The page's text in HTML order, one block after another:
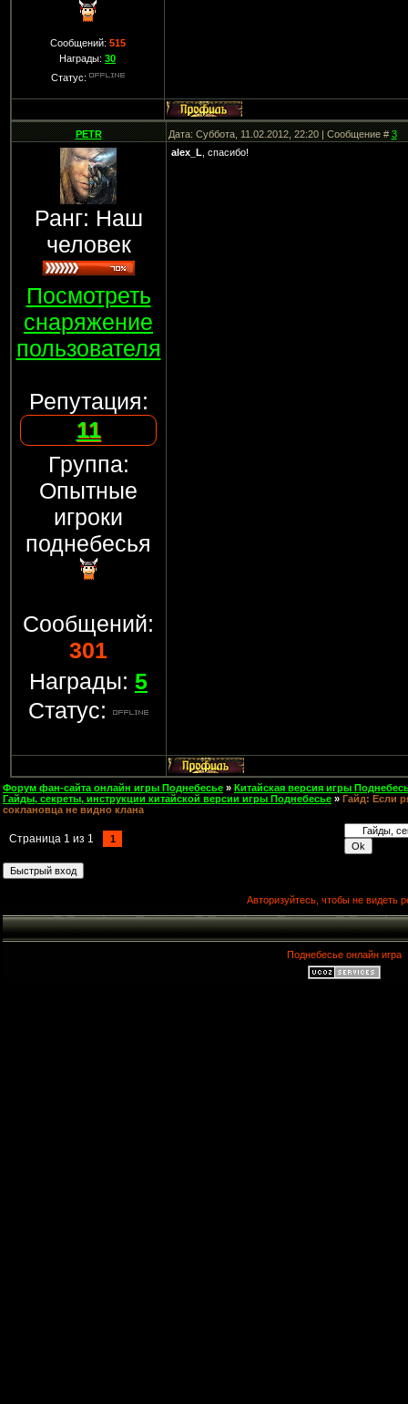
Сообщений: 515
Награды: 30
Статус:
PETR Дата: Суббота, 11.02.2012, 22:20 | Сообщение #3
Ранг: Наш
человек
Посмотреть
снаряжение
пользователя
Репутация:
11
Группа:
Опытные
игроки
поднебесья
Сообщений:
301
Награды: 5
Статус:
alex_L , спасибо!
Форум фан-сайта онлайн игры Поднебесье » Китайская версия игры
Гайды, секреты, инструкции китайской версии игры Поднебесье » Гайд: Если
соклановца не видно клана
Страница 1 из 1 1
Авторизуйтесь, чтобы не видеть
Поднебесье онлайн игра